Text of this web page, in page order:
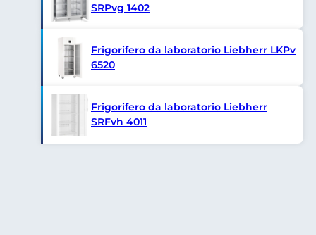
SRPvg 1402
Frigorifero da laboratorio Liebherr LKPv
6520
Frigorifero da laboratorio Liebherr
SRFvh 4011